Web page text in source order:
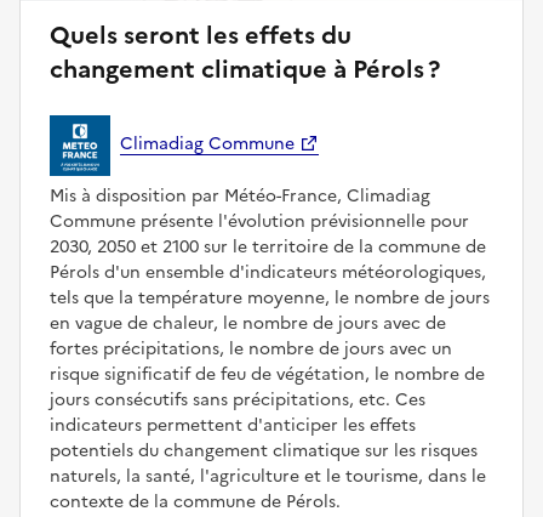
Quels seront les effets du
changement climatique à Pérols ?
Climadiag Commune
Mis à disposition par Météo-France, Climadiag
Commune présente l'évolution prévisionnelle pour
2030, 2050 et 2100 sur le territoire de la commune de
Pérols d'un ensemble d'indicateurs météorologiques,
tels que la température moyenne, le nombre de jours
en vague de chaleur, le nombre de jours avec de
fortes précipitations, le nombre de jours avec un
risque significatif de feu de végétation, le nombre de
jours consécutifs sans précipitations, etc. Ces
indicateurs permettent d'anticiper les effets
potentiels du changement climatique sur les risques
naturels, la santé, l'agriculture et le tourisme, dans le
contexte de la commune de Pérols.